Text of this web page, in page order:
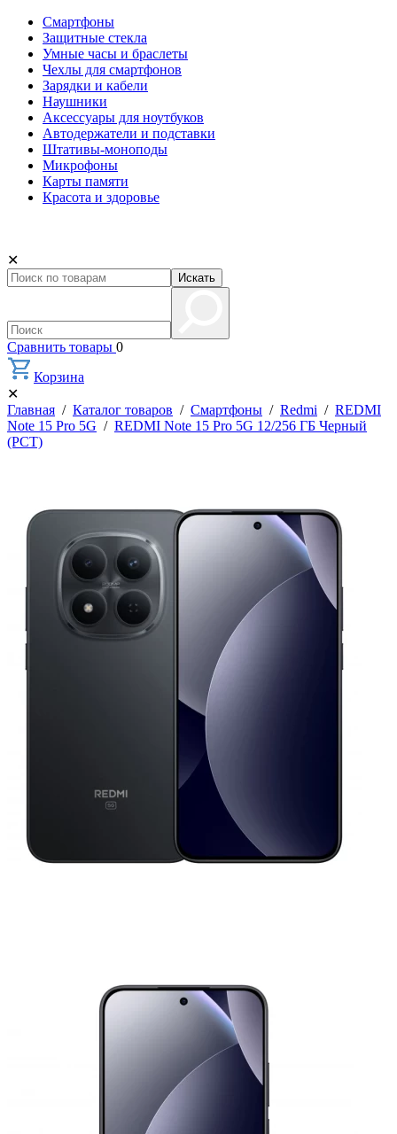
Смартфоны
Защитные стекла
Умные часы и браслеты
Чехлы для смартфонов
Зарядки и кабели
Наушники
Аксессуары для ноутбуков
Автодержатели и подставки
Штативы-моноподы
Микрофоны
Карты памяти
Красота и здоровье
✕
Искать
Сравнить товары 0
Корзина
✕
Главная / Каталог товаров / Смартфоны / Redmi / REDMI
Note 15 Pro 5G / REDMI Note 15 Pro 5G 12/256 ГБ Черный
(РСТ)